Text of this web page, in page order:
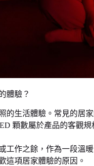
體驗？
的生活體驗。常見的居
顆數屬於產品的客觀規
工作之餘，作為一段溫
這項居家體驗的原因。